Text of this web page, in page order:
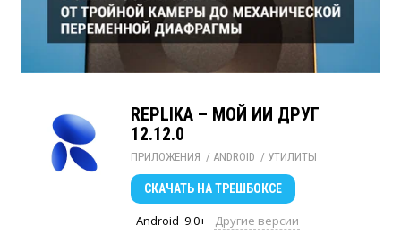
REPLIKA – МОЙ ИИ ДРУГ
12.12.0
ПРИЛОЖЕНИЯ / ANDROID / УТИЛИТЫ
СКАЧАТЬ НА ТРЕШБОКСЕ
Android 9.0+ Другие версии